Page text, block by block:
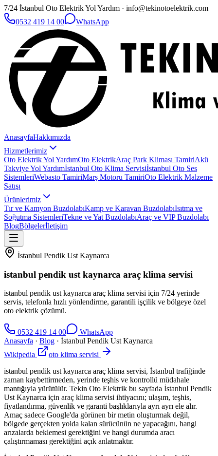
7/24 İstanbul Oto Elektrik Yol Yardım · info@tekinotoelektrik.com
0532 419 14 00
WhatsApp
AnasayfaHakkımızda
Hizmetlerimiz
Oto Elektrik Yol YardımOto ElektrikAraç Park Kliması TamiriAkü
Takviye Yol Yardımİstanbul Oto Klima Servisiİstanbul Oto Ses
SistemleriWebasto TamiriMarş Motoru TamiriOto Elektrik Malzeme
Satışı
Ürünlerimiz
Tır ve Kamyon BuzdolabıKamp ve Karavan BuzdolabıIsıtma ve
Soğutma SistemleriTekne ve Yat BuzdolabıAraç ve VIP Buzdolabı
BlogBölgelerİletişim
İstanbul Pendik Ust Kaynarca
istanbul pendik ust kaynarca araç klima servisi
istanbul pendik ust kaynarca araç klima servisi için 7/24 yerinde
servis, telefonla hızlı yönlendirme, garantili işçilik ve bölgeye özel
oto elektrik çözümü.
0532 419 14 00
WhatsApp
Anasayfa · Blog · İstanbul Pendik Ust Kaynarca
Wikipedia
oto klima servisi
istanbul pendik ust kaynarca araç klima servisi, İstanbul trafiğinde
zaman kaybettirmeden, yerinde teşhis ve kontrollü müdahale
mantığıyla yürütülür. Tekin Oto Elektrik bu sayfada İstanbul Pendik
Ust Kaynarca için araç klima servisi ihtiyacını; ulaşım, teşhis,
fiyatlandırma, güvenlik ve garanti başlıklarıyla ayrı ayrı ele alır.
Amaç sadece Google'da görünen bir metin oluşturmak değil,
bölgede gerçekten yolda kalan sürücünün ne yapacağını, hangi
arızalarda beklemesi gerektiğini ve hangi durumda aracı
çalıştırmaması gerektiğini açık anlatmaktır.